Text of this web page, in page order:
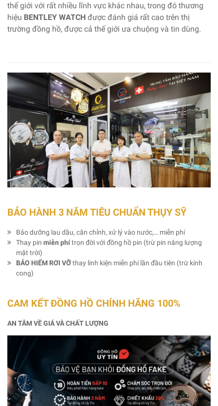
thế giới với rất nhiều lĩnh vực khác nhau, trong đó thương
hiệu BENTLEY WATCH được đánh giá rất cao trên thị
trường đồng hồ, được cả thế giới ưa chuộng và tin dùng.
BẢO HÀNH 3 NĂM TIÊU CHUẨN THỤY SỸ
Bảo dưỡng lau dầu, căn chỉnh, xử lý vào nước,… miễn phí
Thay pin miễn phítrọn đời với đồng hồ pin (trừ pin năng lượng
mặt trời)
BẢO HIỂM RƠI VỠthay linh kiện miễn phí lần đầu tiên (trừ kính
cong)
CAM KẾT ĐỒNG HỒ CHÍNH HÃNG 100%
AN TÂM VỀ GIÁ VÀ CHẤT LƯỢNG